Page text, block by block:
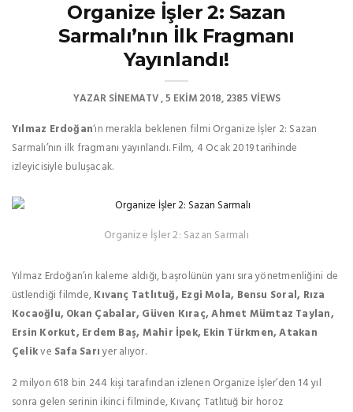
Organize İşler 2: Sazan
Sarmalı’nın İlk Fragmanı
Yayınlandı!
YAZARSINEMATV 5 EKIM 2018 2385 VIEWS
Yılmaz Erdoğan‘ın merakla beklenen filmi Organize İşler 2: Sazan
Sarmalı’nın ilk fragmanı yayınlandı. Film, 4 Ocak 2019 tarihinde
izleyicisiyle buluşacak.
Organize İşler 2: Sazan Sarmalı
Yılmaz Erdoğan’ın kaleme aldığı, başrolünün yanı sıra yönetmenliğini de
üstlendiği filmde,Kıvanç Tatlıtuğ, Ezgi Mola, Bensu Soral, Rıza
Kocaoğlu, Okan Çabalar, Güven Kıraç, Ahmet Mümtaz Taylan,
Ersin Korkut, Erdem Baş, Mahir İpek, Ekin Türkmen, Atakan
Çelikve Safa Sarıyer alıyor.
2 milyon 618 bin 244 kişi tarafından izlenen Organize İşler’den 14 yıl
sonra gelen serinin ikinci filminde, Kıvanç Tatlıtuğ bir horoz